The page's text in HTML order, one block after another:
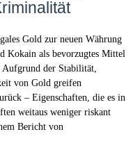
Gold zur neuen Währung
Kokain als bevorzugtes Mittel
Aufgrund der Stabilität,
von Gold greifen
– Eigenschaften, die es in
weitaus weniger riskant
Bericht von